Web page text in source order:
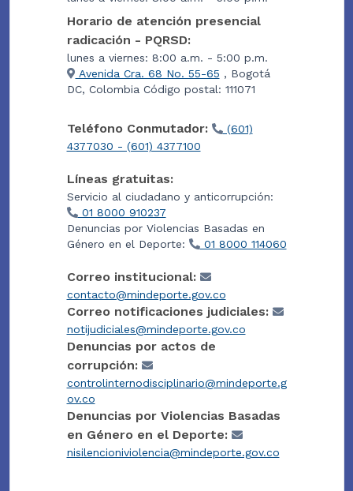
Horario de atención presencial
radicación - PQRSD:
lunes a viernes: 8:00 a.m. - 5:00 p.m.
Avenida Cra. 68 No. 55-65 , Bogotá
DC, Colombia Código postal: 111071
Teléfono Conmutador:
(601)
4377030 - (601) 4377100
Líneas gratuitas:
Servicio al ciudadano y anticorrupción:
01 8000 910237
Denuncias por Violencias Basadas en
Género en el Deporte:
01 8000 114060
Correo institucional:
contacto@mindeporte.gov.co
Correo notificaciones judiciales:
notijudiciales@mindeporte.gov.co
Denuncias por actos de
corrupción:
controlinternodisciplinario@mindeporte.g
ov.co
Denuncias por Violencias Basadas
en Género en el Deporte:
nisilencioniviolencia@mindeporte.gov.co